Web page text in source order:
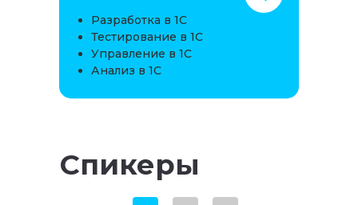
Разработка в 1С
Тестирование в 1С
Управление в 1С
Анализ в 1С
Спикеры